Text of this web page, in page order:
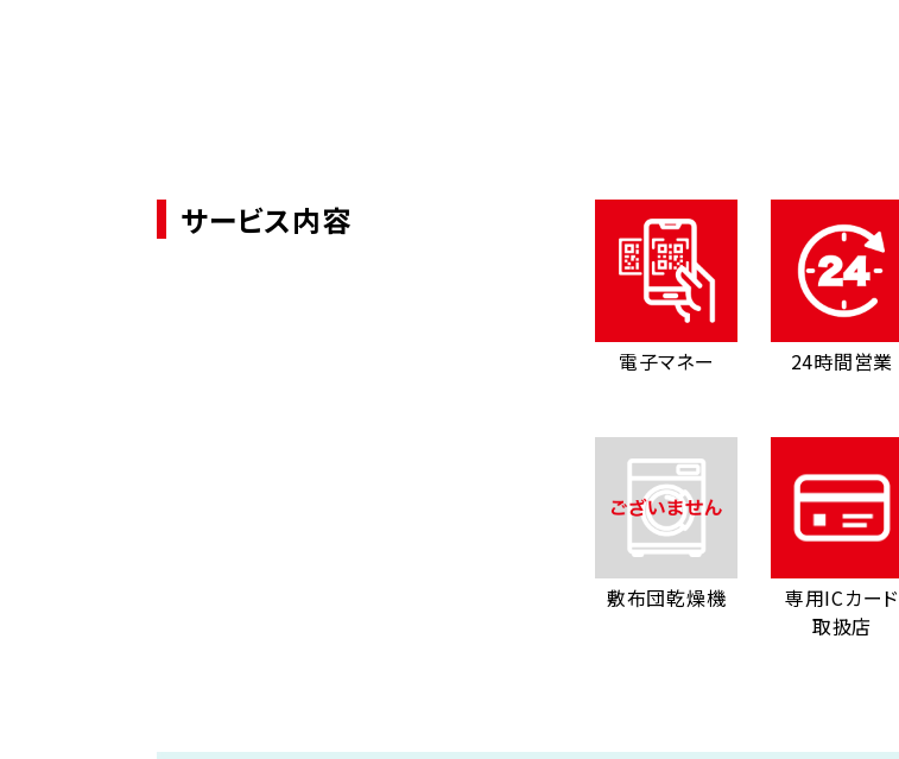
サービス内容
電子マネー 24時間営業
敷布団乾燥機
専用ICカード
取扱店